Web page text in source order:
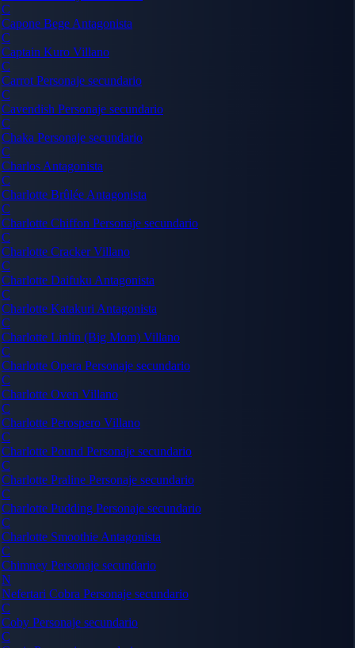
C
Capone Bege Antagonista
C
Captain Kuro Villano
C
Carrot Personaje secundario
C
Cavendish Personaje secundario
C
Chaka Personaje secundario
C
Charlos Antagonista
C
Charlotte Brûlée Antagonista
C
Charlotte Chiffon Personaje secundario
C
Charlotte CrackerVillano
C
Charlotte Daifuku Antagonista
C
Charlotte Katakuri Antagonista
C
Charlotte Linlin (Big Mom) Villano
C
Charlotte Opera Personaje secundario
C
Charlotte Oven Villano
C
Charlotte Perospero Villano
C
Charlotte Pound Personaje secundario
C
Charlotte Praline Personaje secundario
C
Charlotte Pudding Personaje secundario
C
Charlotte Smoothie Antagonista
C
Chimney Personaje secundario
N
Nefertari Cobra Personaje secundario
C
Coby Personaje secundario
C